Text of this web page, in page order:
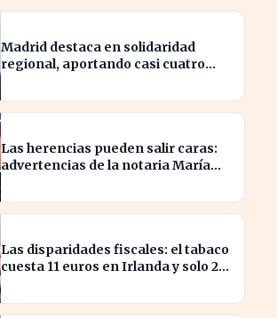
Madrid destaca en solidaridad
regional, aportando casi cuatro
Las herencias pueden salir caras:
advertencias de la notaria María
Las disparidades fiscales: el tabaco
cuesta 11 euros en Irlanda y solo 2